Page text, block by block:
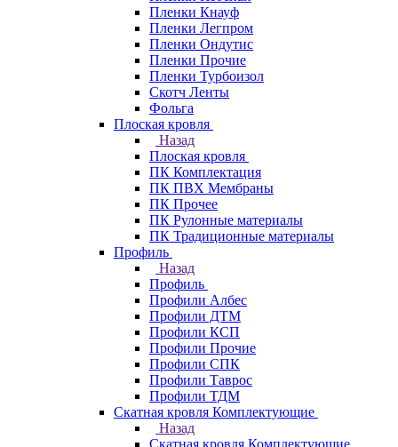
Пленки Кнауф
Пленки Легпром
Пленки Ондутис
Пленки Прочие
Пленки Турбоизол
Скотч Ленты
Фольга
Плоская кровля
Назад
Плоская кровля
ПК Комплектация
ПК ПВХ Мембраны
ПК Прочее
ПК Рулонные материалы
ПК Традиционные материалы
Профиль
Назад
Профиль
Профили Албес
Профили ДТМ
Профили КСП
Профили Прочие
Профили СПК
Профили Таврос
Профили ТДМ
Скатная кровля Комплектующие
Назад
Скатная кровля Комплектующие